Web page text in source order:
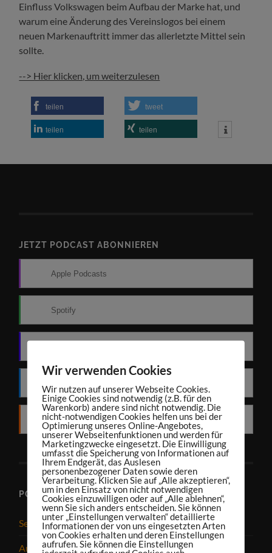
Einfluss Volkswagen beim Aufbau der Marke hat, und
warum eine Änderung des Vereinslogos bei einem
neuen Markenauftritt immer das allerletzte Mittel sein
sollte.
--> Hier klicken, um weiterzulesen
teilen tweet
teilen teilen
JETZT PODCAST ABONNIEREN
Apple Podcasts
Spotify
RSS
PODCAST-ARCHIV
September 2025
August 2025
Wir verwenden Cookies
Wir nutzen auf unserer Webseite Cookies.
Einige Cookies sind notwendig (z.B. für den
Warenkorb) andere sind nicht notwendig. Die
nicht-notwendigen Cookies helfen uns bei der
Optimierung unseres Online-Angebotes,
unserer Webseitenfunktionen und werden für
Marketingzwecke eingesetzt. Die Einwilligung
umfasst die Speicherung von Informationen auf
Ihrem Endgerät, das Auslesen
personenbezogener Daten sowie deren
Verarbeitung. Klicken Sie auf „Alle akzeptieren“,
um in den Einsatz von nicht notwendigen
Cookies einzuwilligen oder auf „Alle ablehnen“,
wenn Sie sich anders entscheiden. Sie können
unter „Einstellungen verwalten“ detaillierte
Informationen der von uns eingesetzten Arten
von Cookies erhalten und deren Einstellungen
aufrufen. Sie können die Einstellungen